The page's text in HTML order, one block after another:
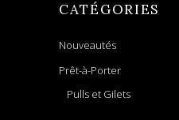
CATÉGORIES
Nouveautés
Prêt-à-Porter
Pulls et Gilets